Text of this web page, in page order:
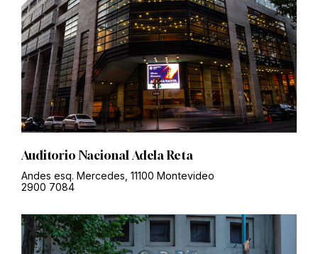
Auditorio Nacional Adela Reta
Andes esq. Mercedes, 11100 Montevideo
2900 7084